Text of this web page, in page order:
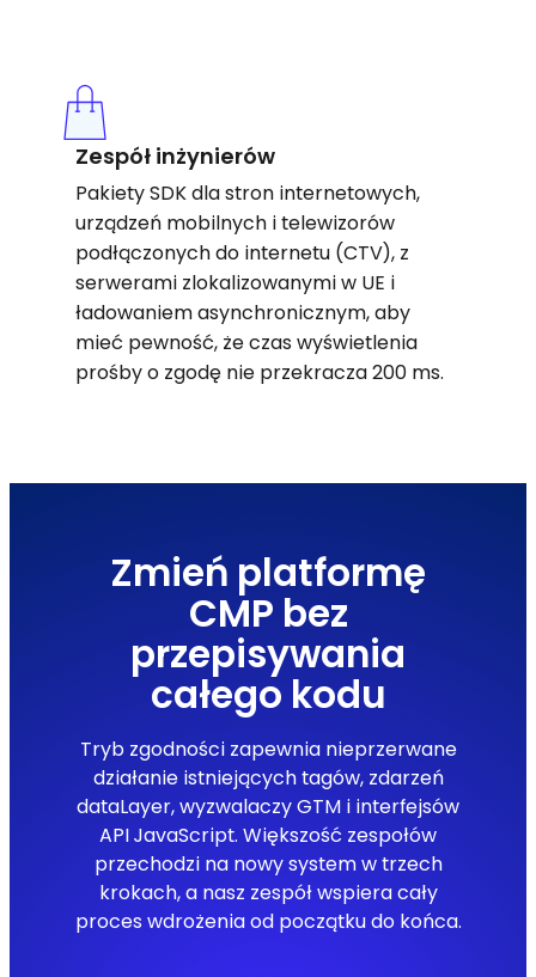
Zespół inżynierów
Pakiety SDK dla stron internetowych,
urządzeń mobilnych i telewizorów
podłączonych do internetu (CTV), z
serwerami zlokalizowanymi w UE i
ładowaniem asynchronicznym, aby
mieć pewność, że czas wyświetlenia
prośby o zgodę nie przekracza 200 ms.
Zmień platformę
CMP bez
przepisywania
całego kodu
Tryb zgodności zapewnia nieprzerwane
działanie istniejących tagów, zdarzeń
dataLayer, wyzwalaczy GTM i interfejsów
API JavaScript. Większość zespołów
przechodzi na nowy system w trzech
krokach, a nasz zespół wspiera cały
proces wdrożenia od początku do końca.